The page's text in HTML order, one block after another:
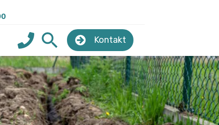
Kontakt